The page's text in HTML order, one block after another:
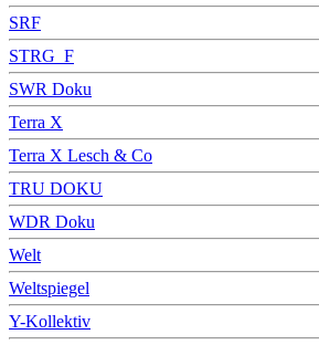
SRF
STRG_F
SWR Doku
Terra X
Terra X Lesch & Co
TRU DOKU
WDR Doku
Welt
Weltspiegel
Y-Kollektiv